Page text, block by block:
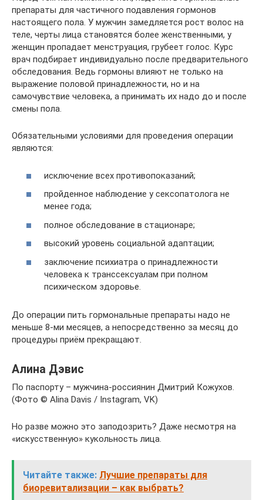
препараты для частичного подавления гормонов
настоящего пола. У мужчин замедляется рост волос на
теле, черты лица становятся более женственными, у
женщин пропадает менструация, грубеет голос. Курс
врач подбирает индивидуально после предварительного
обследования. Ведь гормоны влияют не только на
выражение половой принадлежности, но и на
самочувствие человека, а принимать их надо до и после
смены пола.
Обязательными условиями для проведения операции
являются:
исключение всех противопоказаний;
пройденное наблюдение у сексопатолога не
менее года;
полное обследование в стационаре;
высокий уровень социальной адаптации;
заключение психиатра о принадлежности
человека к транссексуалам при полном
психическом здоровье.
До операции пить гормональные препараты надо не
меньше 8-ми месяцев, а непосредственно за месяц до
процедуры приём прекращают.
Алина Дэвис
По паспорту – мужчина-россиянин Дмитрий Кожухов.
(Фото © Alina Davis / Instagram, VK)
Но разве можно это заподозрить? Даже несмотря на
«искусственную» кукольность лица.
Читайте также: Лучшие препараты для
биоревитализации – как выбрать?